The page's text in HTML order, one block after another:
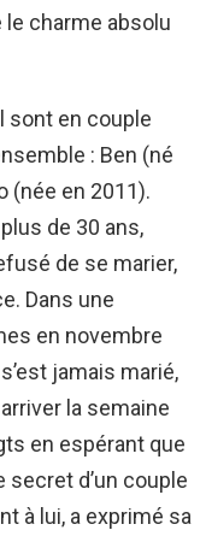
le charme absolu
sont en couple
: Ben (né
(née en 2011).
de 30 ans,
de se marier,
Dans une
en novembre
jamais marié,
la semaine
en espérant que
secret d’un couple
à lui, a exprimé sa